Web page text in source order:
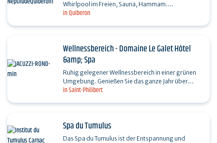
in Quiberon
Whirlpool im Freien, Sauna, Hammam.
Nachtaktionen dienstags und freitags von 19:30
in Saint-Philibert
Wellnessbereich - Domaine Le Galet Hôtel
&amp; Spa
Ruhig gelegener Wellnessbereich in einer grünen
Umgebung. Genießen Sie das ganze Jahr über
einen unvergesslichen Moment im Spa des Hotels
Spa du Tumulus
Das Spa du Tumulus ist der Entspannung und